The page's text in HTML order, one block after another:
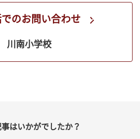
のお問い合わせ
川南小学校
事はいかがでしたか？